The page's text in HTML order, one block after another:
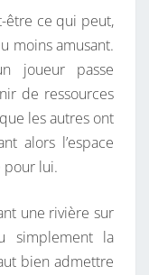
être ce qui peut,
moins amusant.
joueur passe
de ressources
les autres ont
alors l’espace
pour lui.
une rivière sur
simplement la
bien admettre